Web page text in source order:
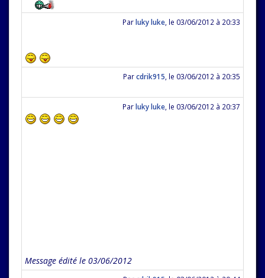
Parluky luke le 03/06/2012 à 20:33
Parcdrik915 le 03/06/2012 à 20:35
Parluky luke le 03/06/2012 à 20:37
Message édité le 03/06/2012